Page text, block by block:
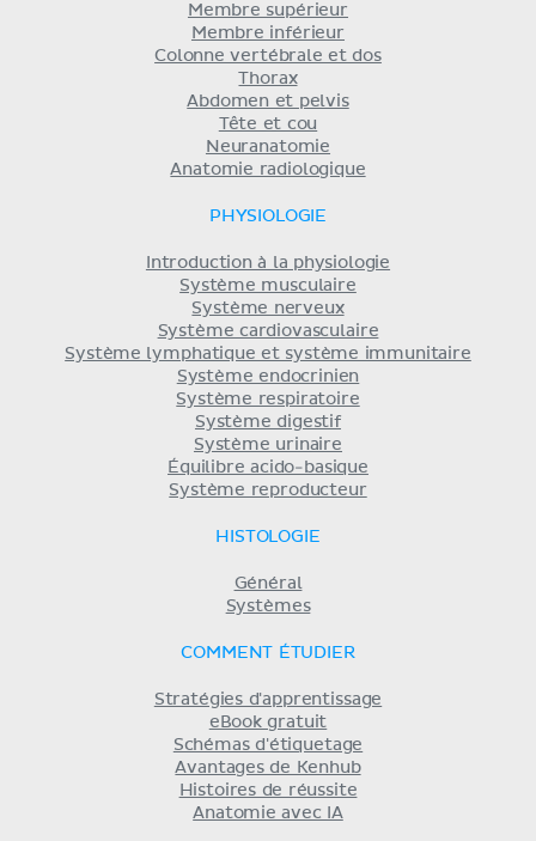
Membre supérieur
Membre inférieur
Colonne vertébrale et dos
Thorax
Abdomen et pelvis
Tête et cou
Neuranatomie
Anatomie radiologique
PHYSIOLOGIE
Introduction à la physiologie
Système musculaire
Système nerveux
Système cardiovasculaire
Système lymphatique et système immunitaire
Système endocrinien
Système respiratoire
Système digestif
Système urinaire
Équilibre acido-basique
Système reproducteur
HISTOLOGIE
Général
Systèmes
COMMENT ÉTUDIER
Stratégies d'apprentissage
eBook gratuit
Schémas d'étiquetage
Avantages de Kenhub
Histoires de réussite
Anatomie avec IA